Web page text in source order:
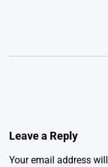
Leave a Reply
Your email address